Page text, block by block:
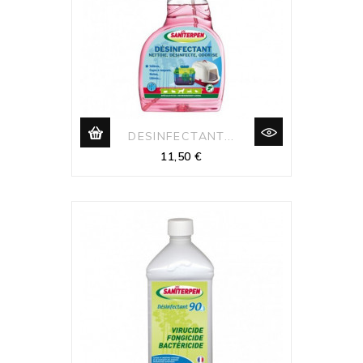
DESINFECTANT...
11,50 €Prix